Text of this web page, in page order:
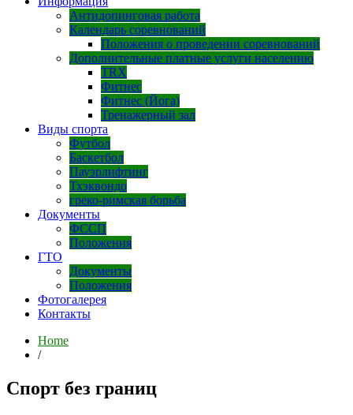
Антидопинговая работа
Календарь соревнований
Положения о проведении соревнований
Дополнительные платные услуги населению
TRX
Фитнес
Фитнес (Йога)
Тренажерный зал
Виды спорта
Футбол
Баскетбол
Пауэрлифтинг
Тхэквондо
греко-римская борьба
Документы
ФССП
Положения
ГТО
Документы
Положения
Фотогалерея
Контакты
Home
/
Спорт без границ